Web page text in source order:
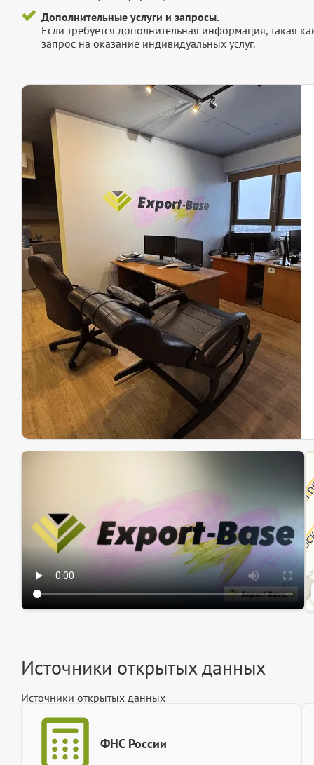
Дополнительные услуги и запросы.
Если требуется дополнительная информация, такая
запрос на оказание индивидуальных услуг.
Источники открытых данных
Источники открытых данных
ФНС России